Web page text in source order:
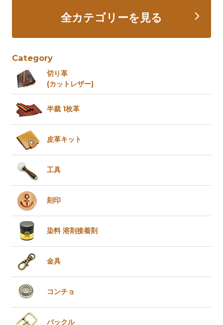
全カテゴリーを見る
Category
切り革
(カットレザー)
半裁 1枚革
皮革キット
工具
刻印
染料 溶剤接着剤
金具
コンチョ
バックル